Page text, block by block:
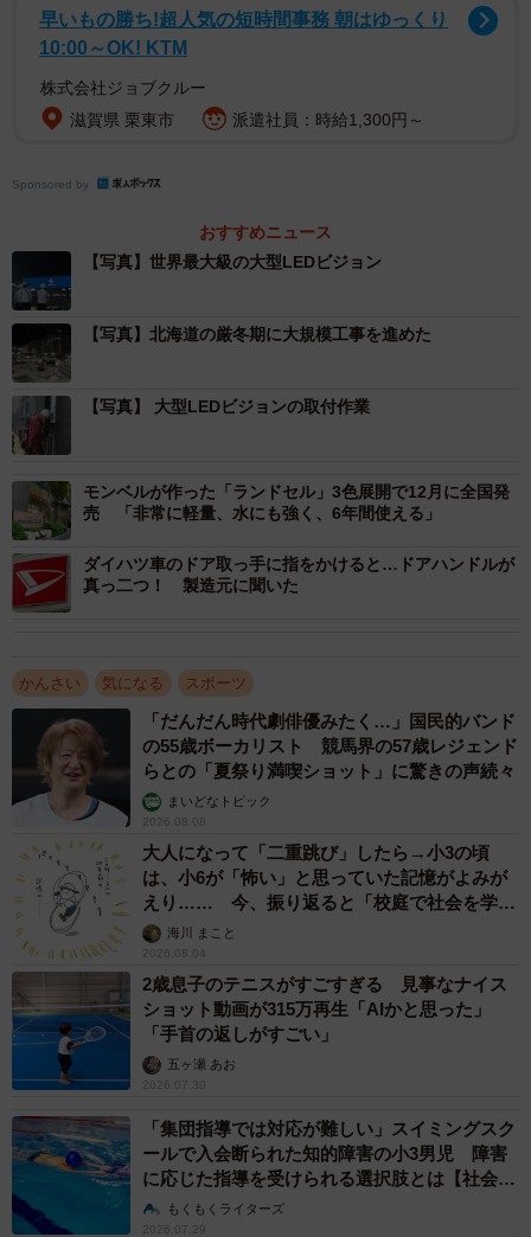
大型LEDビジョンの取付作業の様子（ジャトー提供）
大型LEDビジョンを点灯（ジャトー提供）
また、場内には約400台のスピーカーを設置。アメリカのプ
ロオーディオメーカー「BOSE（ボーズ）」のものを使っ
ている。最も高い場所で地上約60メートル付近に設置され
ているのもポイント。どの座席でも均一に聴こえるようス
ピーカーごとに音の大きさや時間制御を加えている。
パソコン上でのシミュレーション通りにいくかどうか、施
工後に場内105カ所にマイクを置いて音の大きさや明瞭性な
どを確かめる「音響測定」も6日かけて実施した。エスコン
できるよう準備しているという。選手登場曲やBGM、イニ
ング間の「きつねダンス」といった演出を迫力ある音で支
える。
早いもの勝ち!超人気の短時間事務 朝はゆっくり
10:00～OK! KTM
株式会社ジョブクルー
滋賀県 栗東市
派遣社員：時給1,300円～
Sponsored by
おすすめニュース
【写真】世界最大級の大型LEDビジョン
【写真】北海道の厳冬期に大規模工事を進めた
【写真】 大型LEDビジョンの取付作業
モンベルが作った「ランドセル」3色展開で12月に全国発
売 「非常に軽量、水にも強く、6年間使える」
ダイハツ車のドア取っ手に指をかけると…ドアハンドルが
真っ二つ！ 製造元に聞いた
かんさい 気になる スポーツ
「だんだん時代劇俳優みたく…」国民的バンド
の55歳ボーカリスト 競馬界の57歳レジェンド
らとの「夏祭り満喫ショット」に驚きの声続々
まいどなトピック
2026.08.08
大人になって「二重跳び」したら→小3の頃
は、小6が「怖い」と思っていた記憶がよみが
えり…… 今、振り返ると「校庭で社会を学ん
でいった」【漫画】
海川 まこと
2026.08.04
2歳息子のテニスがすごすぎる 見事なナイス
ショット動画が315万再生「AIかと思った」
「手首の返しがすごい」
五ヶ瀬 あお
2026.07.30
「集団指導では対応が難しい」スイミングスク
ールで入会断られた知的障害の小3男児 障害
に応じた指導を受けられる選択肢とは【社会福
祉士が解説】
もくもくライターズ
2026.07.29